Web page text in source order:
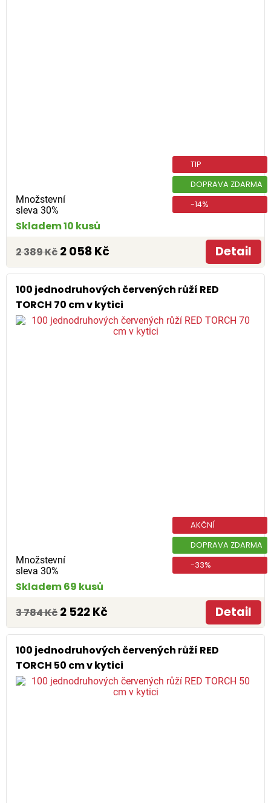
Množstevní
sleva 30%
TIP
DOPRAVA ZDARMA
-14%
Skladem 10 kusů
2 389 Kč 2 058 Kč Detail
100 jednodruhových červených růží RED
TORCH 70 cm v kytici
Množstevní
sleva 30%
AKČNÍ
DOPRAVA ZDARMA
-33%
Skladem 69 kusů
3 784 Kč 2 522 Kč Detail
100 jednodruhových červených růží RED
TORCH 50 cm v kytici